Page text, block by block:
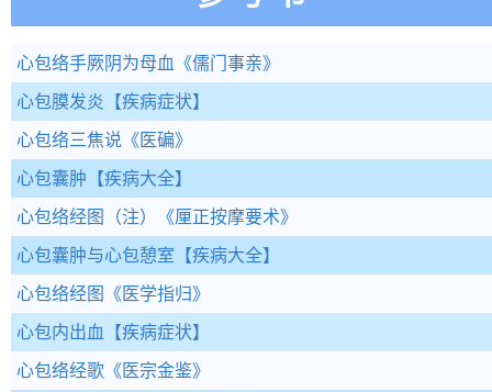
心包络手厥阴为母血 《儒门事亲》
心包膜发炎 【疾病症状】
心包络三焦说 《医碥》
心包囊肿 【疾病大全】
心包络经图（注） 《厘正按摩要术》
心包囊肿与心包憩室 【疾病大全】
心包络经图 《医学指归》
心包内出血 【疾病症状】
心包络经歌 《医宗金鉴》